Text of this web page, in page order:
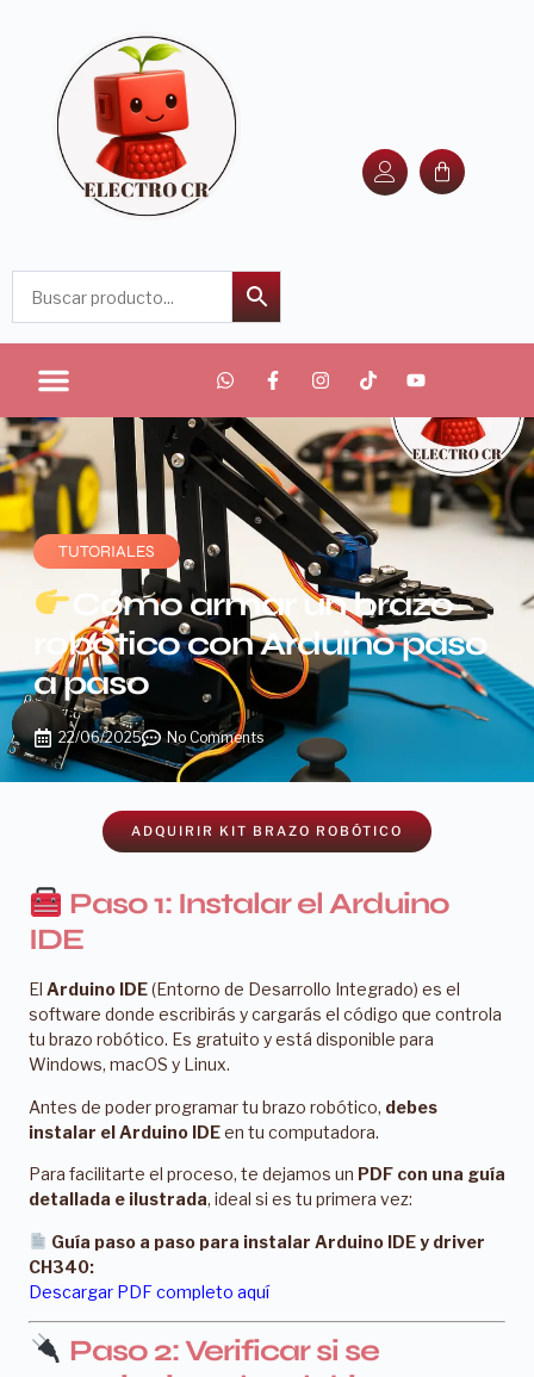
TUTORIALES
Cómo armar un brazo
robótico con Arduino paso
a paso
22/06/2025 No Comments
ADQUIRIR KIT BRAZO ROBÓTICO
Paso 1: Instalar el Arduino
IDE
El Arduino IDE(Entorno de Desarrollo Integrado) es el
software donde escribirás y cargarás el código que controla
tu brazo robótico. Es gratuito y está disponible para
Windows, macOS y Linux.
Antes de poder programar tu brazo robótico, debes
instalar el Arduino IDEen tu computadora.
Para facilitarte el proceso, te dejamos un PDF con una guía
detallada e ilustrada, ideal si es tu primera vez:
Guía paso a paso para instalar Arduino IDE y driver
CH340:
Descargar PDF completo aquí
Paso 2: Verificar si se